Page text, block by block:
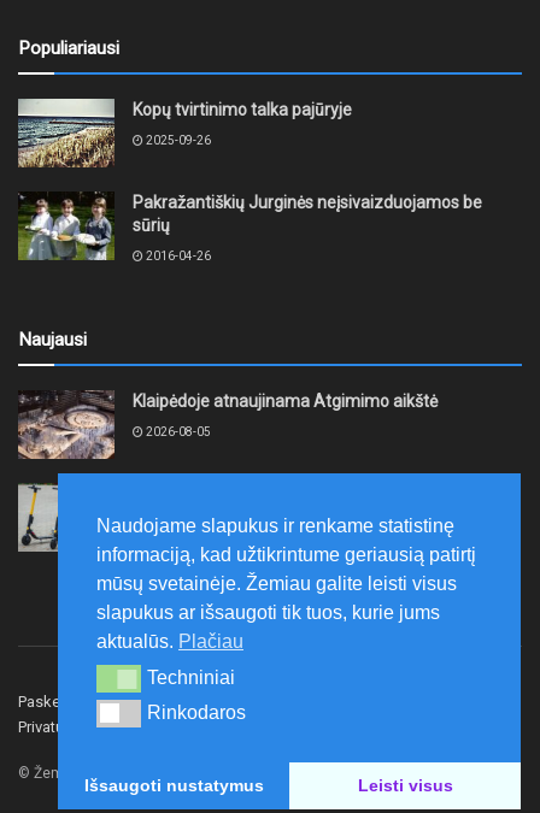
Populiariausi
Kopų tvirtinimo talka pajūryje
2025-09-26
Pakražantiškių Jurginės neįsivaizduojamos be
sūrių
2016-04-26
Naujausi
Klaipėdoje atnaujinama Atgimimo aikštė
2026-08-05
ruošiasi paminėti Tarptautinę jaunimo dieną
2026-08-05
Paskelbk naujieną Rašyti redakcijai
Privatumo politika
© Žemaitijos gidas.
Naudojame slapukus ir renkame statistinę
informaciją, kad užtikrintume geriausią patirtį
mūsų svetainėje. Žemiau galite leisti visus
slapukus ar išsaugoti tik tuos, kurie jums
aktualūs. Plačiau
Techniniai
Techniniai
Rinkodaros
Rinkodaros
Išsaugoti nustatymus Leisti visus